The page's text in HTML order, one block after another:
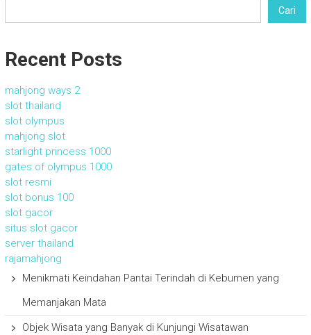
Cari
Recent Posts
mahjong ways 2
slot thailand
slot olympus
mahjong slot
starlight princess 1000
gates of olympus 1000
slot resmi
slot bonus 100
slot gacor
situs slot gacor
server thailand
rajamahjong
Menikmati Keindahan Pantai Terindah di Kebumen yang
Memanjakan Mata
Objek Wisata yang Banyak di Kunjungi Wisatawan